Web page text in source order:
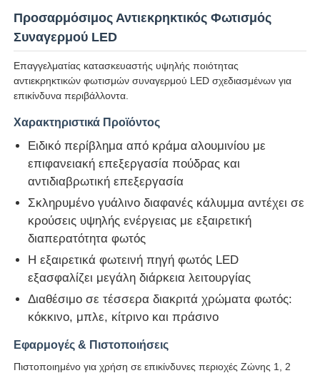
Αρχική Σελίδα
Προϊόντα
Σχετικά με εμάς
Γύρος εργοστασίων
Προσαρμόσιμος Αντιεκρηκτικός Φωτισμός
Συναγερμού LED
Επαγγελματίας κατασκευαστής υψηλής ποιότητας
αντιεκρηκτικών φωτισμών συναγερμού LED σχεδιασμένων για
επικίνδυνα περιβάλλοντα.
Χαρακτηριστικά Προϊόντος
Ειδικό περίβλημα από κράμα αλουμινίου με
επιφανειακή επεξεργασία πούδρας και
αντιδιαβρωτική επεξεργασία
Σκληρυμένο γυάλινο διαφανές κάλυμμα αντέχει σε
κρούσεις υψηλής ενέργειας με εξαιρετική
διαπερατότητα φωτός
Η εξαιρετικά φωτεινή πηγή φωτός LED
εξασφαλίζει μεγάλη διάρκεια λειτουργίας
Διαθέσιμο σε τέσσερα διακριτά χρώματα φωτός:
κόκκινο, μπλε, κίτρινο και πράσινο
Εφαρμογές & Πιστοποιήσεις
Πιστοποιημένο για χρήση σε επικίνδυνες περιοχές Ζώνης 1, 2